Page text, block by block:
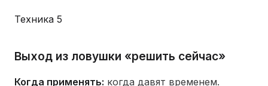
Техника 5
Выход из ловушки «решить сейчас»
Когда применять: когда давят временем.